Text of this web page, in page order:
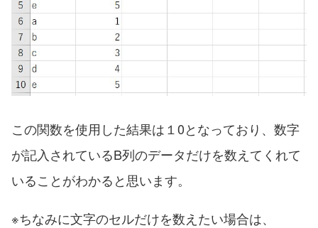
この関数を使用した結果は１0となっており、数字
が記入されているB列のデータだけを数えてくれて
いることがわかると思います。
※ちなみに文字のセルだけを数えたい場合は、